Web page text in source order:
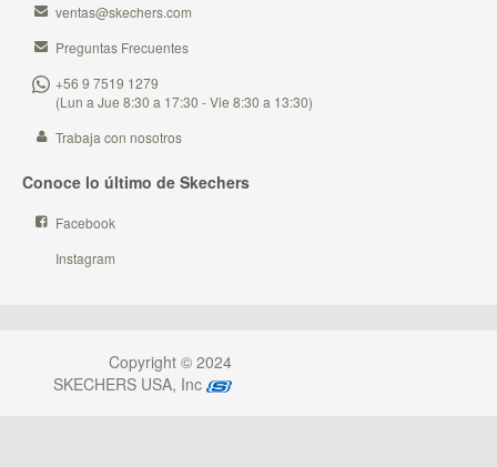
ventas@skechers.com
Preguntas Frecuentes
+56 9 7519 1279
(Lun a Jue 8:30 a 17:30 - Vie 8:30 a 13:30)
Trabaja con nosotros
Conoce lo último de Skechers
Facebook
Instagram
Copyright © 2024
SKECHERS USA, Inc